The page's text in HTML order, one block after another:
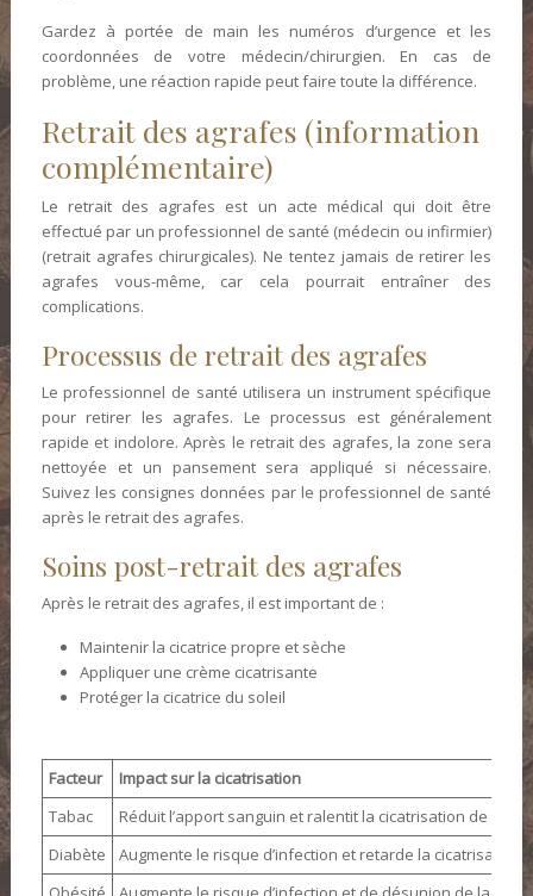
Gardez à portée de main les numéros d’urgence et les
coordonnées de votre médecin/chirurgien. En cas de
problème, une réaction rapide peut faire toute la différence.
Retrait des agrafes (information
complémentaire)
Le retrait des agrafes est un acte médical qui doit être
effectué par un professionnel de santé (médecin ou infirmier)
(retrait agrafes chirurgicales). Ne tentez jamais de retirer les
agrafes vous-même, car cela pourrait entraîner des
complications.
Processus de retrait des agrafes
Le professionnel de santé utilisera un instrument spécifique
pour retirer les agrafes. Le processus est généralement
rapide et indolore. Après le retrait des agrafes, la zone sera
nettoyée et un pansement sera appliqué si nécessaire.
Suivez les consignes données par le professionnel de santé
après le retrait des agrafes.
Soins post-retrait des agrafes
Après le retrait des agrafes, il est important de :
Maintenir la cicatrice propre et sèche
Appliquer une crème cicatrisante
Protéger la cicatrice du soleil
Facteur
Impact sur la cicatrisation
Tabac
Réduit l’apport sanguin et ralentit la cicatrisation de 40%.
Diabète
Augmente le risque d’infection et retarde la cicatrisation.